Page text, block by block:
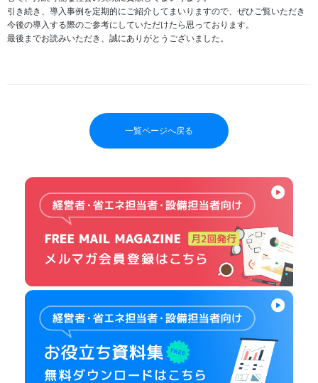
引き続き、導入事例を定期的にご紹介してまいりますので、ぜひご覧いただき
今後の導入する際のご参考にしていただけたら思っております。
最後までお読みいただき、誠にありがとうございました。
一覧ページへ戻る